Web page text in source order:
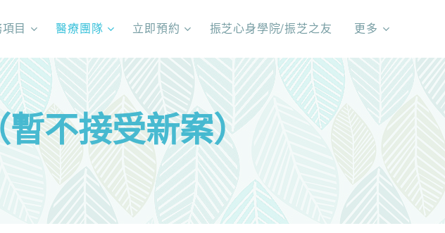
目 醫療團隊 立即預約 振芝心身學院/振芝之友 更多
不接受新案）